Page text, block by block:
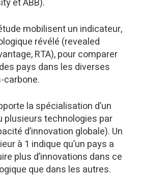
et ABB).
mobilisent un indicateur,
révélé (revealed
RTA), pour comparer
pays dans les diverses
carbone.
la spécialisation d’un
plusieurs technologies par
d’innovation globale). Un
à 1 indique qu’un pays a
plus d’innovations dans ce
que dans les autres.